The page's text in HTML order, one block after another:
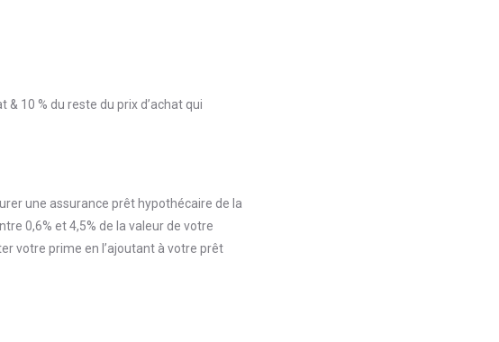
& 10 % du reste du prix d’achat qui
une assurance prêt hypothécaire de la
0,6% et 4,5% de la valeur de votre
votre prime en l’ajoutant à votre prêt